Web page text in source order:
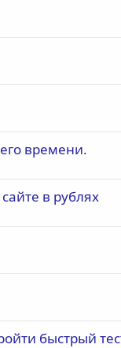
времени.
в рублях
быстрый